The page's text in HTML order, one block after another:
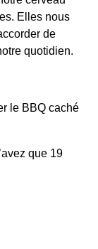
Elles nous
de
quotidien.
le BBQ caché
que 19